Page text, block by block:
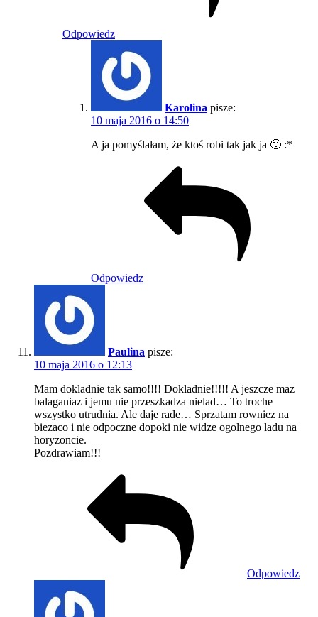
Odpowiedz
Karolina pisze:
10 maja 2016 o 14:50
A ja pomyślałam, że ktoś robi tak jak ja 🙂 :*
Odpowiedz
Paulina pisze:
10 maja 2016 o 12:13
Mam dokladnie tak samo!!!! Dokladnie!!!!! A jeszcze maz
balaganiaz i jemu nie przeszkadza nielad… To troche
wszystko utrudnia. Ale daje rade… Sprzatam rowniez na
biezaco i nie odpoczne dopoki nie widze ogolnego ladu na
horyzoncie.
Pozdrawiam!!!
Odpowiedz